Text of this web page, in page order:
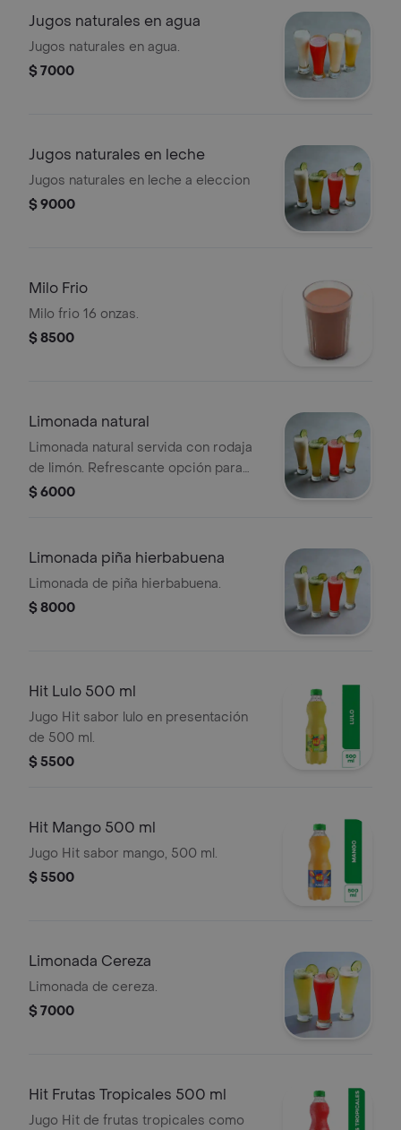
Jugos naturales en agua
Jugos naturales en agua.
$ 7000
Jugos naturales en leche
Jugos naturales en leche a eleccion
$ 9000
Milo Frio
Milo frio 16 onzas.
$ 8500
Limonada natural
Limonada natural servida con rodaja
de limón. Refrescante opción para
acompañar tus comidas.
$ 6000
Limonada piña hierbabuena
Limonada de piña hierbabuena.
$ 8000
Hit Lulo 500 ml
Jugo Hit sabor lulo en presentación
de 500 ml.
$ 5500
Hit Mango 500 ml
Jugo Hit sabor mango, 500 ml.
$ 5500
Limonada Cereza
Limonada de cereza.
$ 7000
Hit Frutas Tropicales 500 ml
Jugo Hit de frutas tropicales como